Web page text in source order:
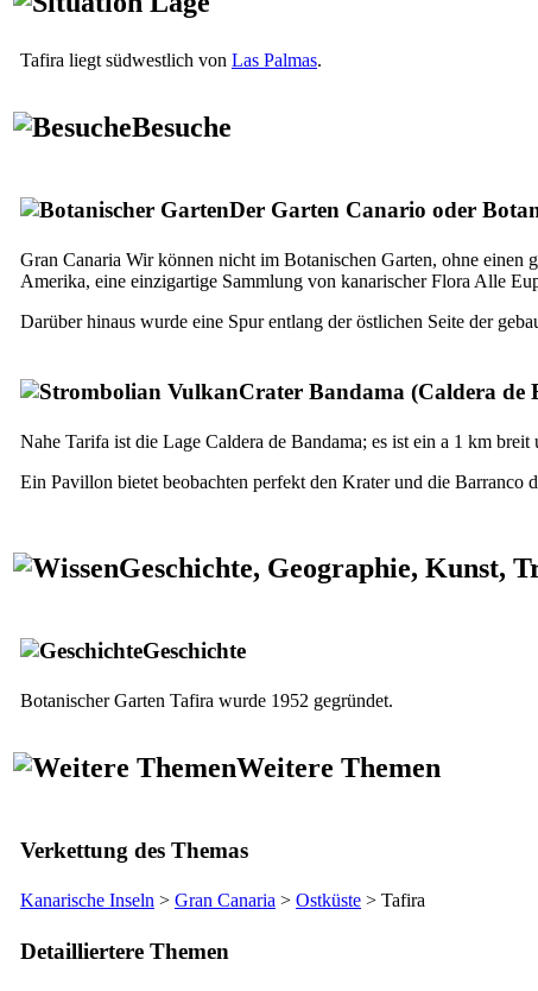
Tafira liegt südwestlich von Las Palmas.
Besuche
Der Garten Canario oder
Gran Canaria Wir können nicht im Botanischen Garten, ohne einen
Amerika, eine einzigartige Sammlung von kanarischer Flora Alle
Darüber hinaus wurde eine Spur entlang der östlichen Seite der
Crater Bandama (Caldera de
Nahe Tarifa ist die Lage Caldera de Bandama; es ist ein a 1 km
Ein Pavillon bietet beobachten perfekt den Krater und die Barranco
Geschichte, Geographie, Kunst,
Geschichte
Botanischer Garten Tafira wurde 1952 gegründet.
Weitere Themen
Verkettung des Themas
Kanarische Inseln > Gran Canaria > Ostküste > Tafira
Detailliertere Themen